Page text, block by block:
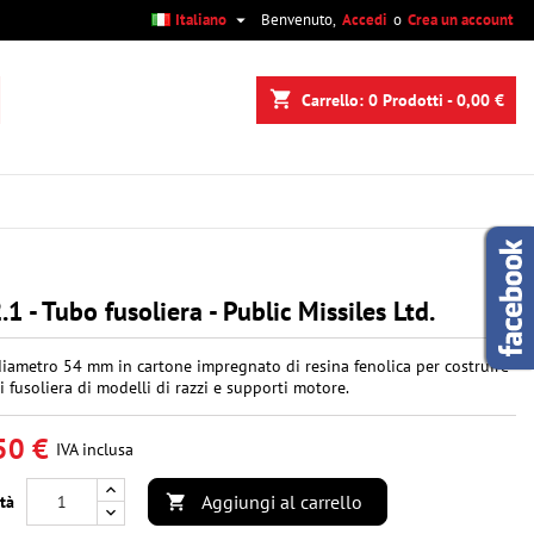
Benvenuto, Accedi o Crea un account
Italiano 
shopping_cart Carrello: 0 Prodotti - 0,00 €
- Tubo fusoliera - Public Missiles Ltd.
54 mm in cartone impregnato di resina fenolica per costruire
fusoliera di modelli di razzi e supporti motore.
€ IVA inclusa
 Aggiungi al carrello